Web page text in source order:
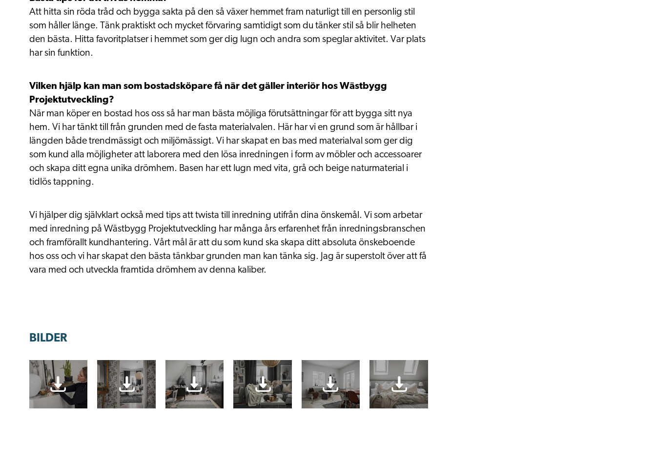
Att hitta sin röda tråd och bygga sakta på den så växer hemmet fram naturligt till en personlig stil
som håller länge. Tänk praktiskt och mycket förvaring samtidigt som du tänker stil så blir helheten
den bästa. Hitta favoritplatser i hemmet som ger dig lugn och andra som speglar aktivitet. Var plats
har sin funktion.
Vilken hjälp kan man som bostadsköpare få när det gäller interiör hos Wästbygg
Projektutveckling?
När man köper en bostad hos oss så har man bästa möjliga förutsättningar för att bygga sitt nya
hem. Vi har tänkt till från grunden med de fasta materialvalen. Här har vi en grund som är hållbar i
längden både trendmässigt och miljömässigt. Vi har skapat en bas med materialval som ger dig
som kund alla möjligheter att laborera med den lösa inredningen i form av möbler och accessoarer
och skapa ditt egna unika drömhem. Basen har ett lugn med vita, grå och beige naturmaterial i
tidlös tappning.
Vi hjälper dig självklart också med tips att twista till inredning utifrån dina önskemål. Vi som arbetar
med inredning på Wästbygg Projektutveckling har många års erfarenhet från inredningsbranschen
och framförallt kundhantering. Vårt mål är att du som kund ska skapa ditt absoluta önskeboende
hos oss och vi har skapat den bästa tänkbar grunden man kan tänka sig. Jag är superstolt över att få
vara med och utveckla framtida drömhem av denna kaliber.
BILDER